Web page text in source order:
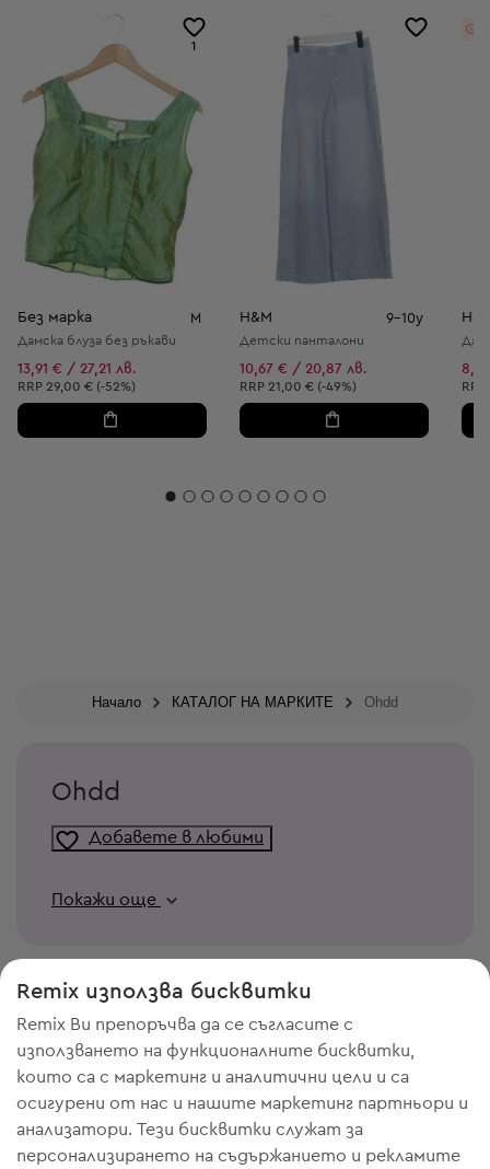
1
Без марка M
Дамска блуза без ръкави
13,91 € / 27,21 лв.
Препоръчителна цена:
RRP 29,00 € (-52%)
H&M 9-10y
Детски панталони
10,67 € / 20,87 лв.
Препоръчителна цена:
RRP 21,00 € (-49%) RRP
Начало КАТАЛОГ НА МАРКИТЕ Ohdd
Ohdd
Добавете в любими
Покажи още
ИМАШ НУЖДА ОТ МЯСТО В
Remix използва бисквитки
Remix Ви препоръчва да се съгласите с
използването на функционалните бисквитки,
които са с маркетинг и аналитични цели и са
осигурени от нас и нашите маркетинг партньори и
анализатори. Тези бисквитки служат за
персонализирането на съдържанието и рекламите